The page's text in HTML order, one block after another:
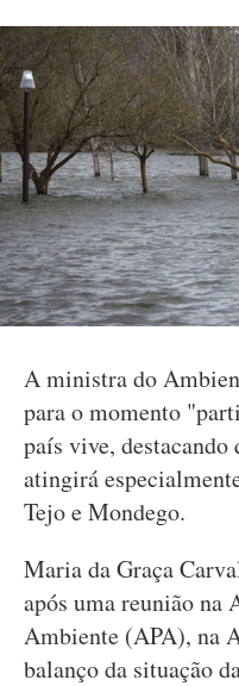
A ministra do
para o momento
país vive, destacando
atingirá
Tejo e Mondego.
Maria da Graça
após uma reunião na
Ambiente (APA), na
balanço da situação